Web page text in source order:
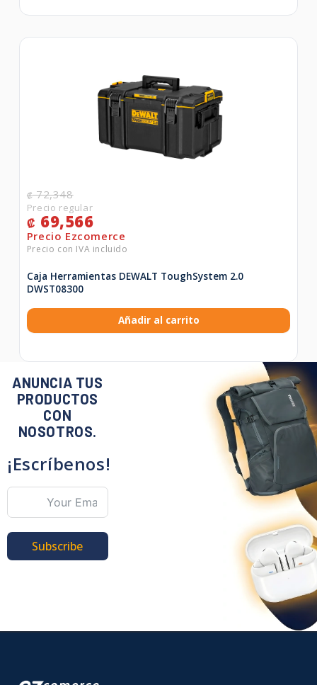
₡72,348
₡ 69,566
Caja Herramientas DEWALT ToughSystem 2.0
DWST08300
Añadir al carrito
ANUNCIA TUS
PRODUCTOS
CON
NOSOTROS.
¡Escríbenos!
Subscribe